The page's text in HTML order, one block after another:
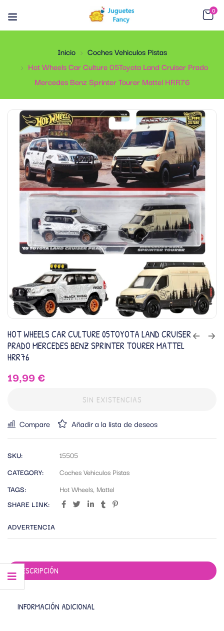
0
Inicio
Coches Vehiculos Pistas
Hot Wheels Car Culture 05Toyota Land Cruiser Prado
Mercedes Benz Sprinter Tourer Mattel HRR76
HOT WHEELS CAR CULTURE 05TOYOTA LAND CRUISER
PRADO MERCEDES BENZ SPRINTER TOURER MATTEL
HRR76
19,99€
SIN EXISTENCIAS
Compare Añadir a la lista de deseos
SKU:
15505
CATEGORY:
Coches Vehiculos Pistas
TAGS:
Hot Wheels, Mattel
SHARE LINK:
ADVERTENCIA
DESCRIPCIÓN
INFORMACIÓN ADICIONAL